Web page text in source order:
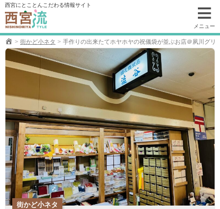
コ
ン
テ
ン
ツ
へ
移
西宮にとことんこだわる情報サイト
メニュー
街かど小ネタ 手作りの出来たてホヤホヤの祝儀袋が並ぶお店＠夙川グリ
街かど小ネタ